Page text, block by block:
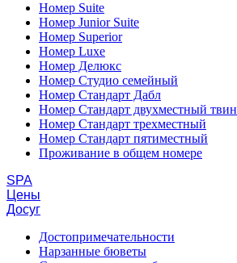
Номер Suite
Номер Junior Suite
Номер Superior
Номер Luxe
Номер Делюкс
Номер Студио семейный
Номер Стандарт Дабл
Номер Стандарт двухместный твин
Номер Стандарт трехместный
Номер Стандарт пятиместный
Проживание в общем номере
SPA
Цены
Досуг
Достопримечательности
Нарзанные бюветы